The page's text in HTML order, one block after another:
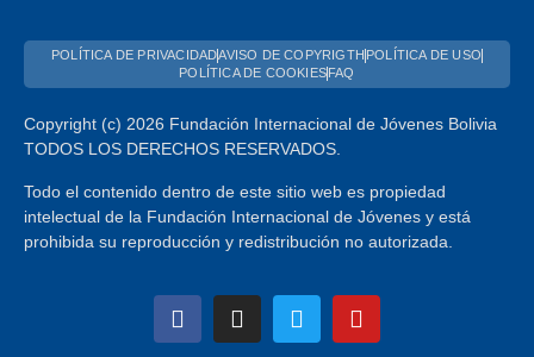
POLÍTICA DE PRIVACIDADAVISO DE COPYRIGTH POLÍTICA DE USO
POLÍTICA DE COOKIES FAQ
Copyright (c) 2026 Fundación Internacional de Jóvenes Bolivia
TODOS LOS DERECHOS RESERVADOS.
Todo el contenido dentro de este sitio web es propiedad
intelectual de la Fundación Internacional de Jóvenes y está
prohibida su reproducción y redistribución no autorizada.